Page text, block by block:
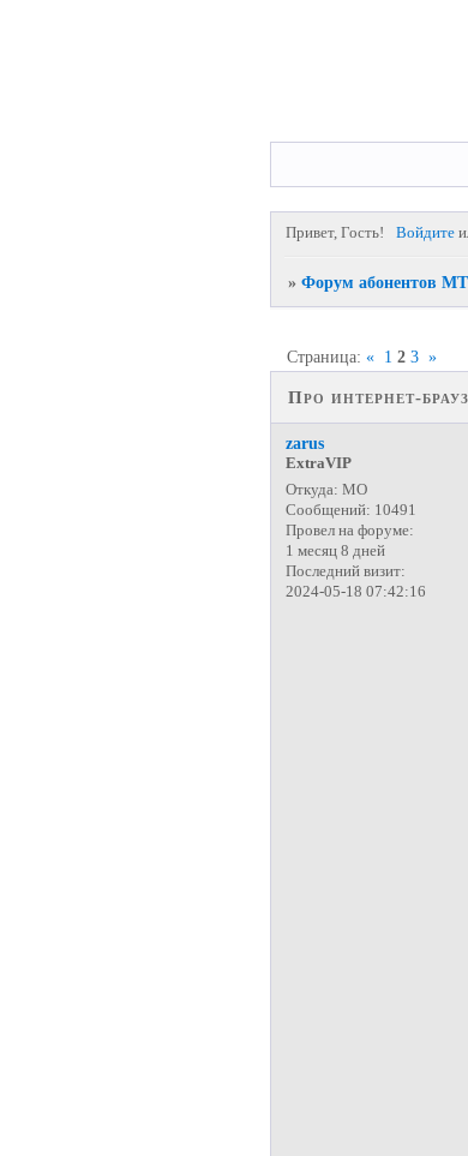
Привет, Гость! Войдите
» Форум абонентов
Про интернет-
Страница: « 1 2 3 »
zarus
ExtraVIP
Откуда: МО
Сообщений: 10491
Провел на форуме:
1 месяц 8 дней
Последний визит:
2024-05-18 07:42:16